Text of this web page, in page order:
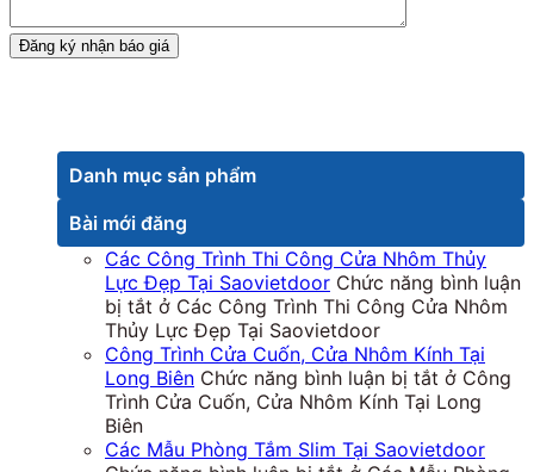
Danh mục sản phẩm
Bài mới đăng
Các Công Trình Thi Công Cửa Nhôm Thủy
Lực Đẹp Tại Saovietdoor Chức năng bình luận
bị tắt ở Các Công Trình Thi Công Cửa Nhôm
Thủy Lực Đẹp Tại Saovietdoor
Công Trình Cửa Cuốn, Cửa Nhôm Kính Tại
Long Biên Chức năng bình luận bị tắt ở Công
Trình Cửa Cuốn, Cửa Nhôm Kính Tại Long
Biên
Các Mẫu Phòng Tắm Slim Tại Saovietdoor